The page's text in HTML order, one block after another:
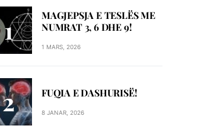
MAGJEPSJA E TESLËS ME
NUMRAT 3, 6 DHE 9!
1 MARS, 2026
FUQIA E DASHURISË!
8 JANAR, 2026